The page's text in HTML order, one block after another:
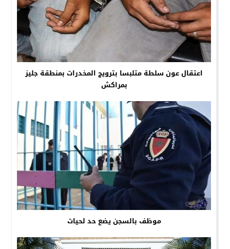
اعتقال عون سلطة متلبسا بترويج المخدرات بمنطقة جليز
بمراكش
موظف بالسجن يضع حد لحيات